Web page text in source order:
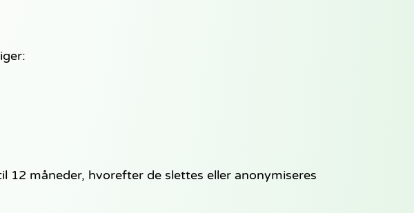
måneder, hvorefter de slettes eller anonymiseres